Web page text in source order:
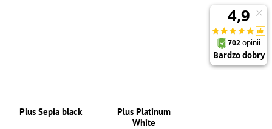
Plus Sepia black
Plus Platinum
White